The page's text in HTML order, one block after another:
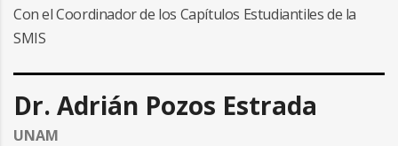
Con el Coordinador de los Capítulos Estudiantiles de la
SMIS
Dr. Adrián Pozos Estrada
UNAM